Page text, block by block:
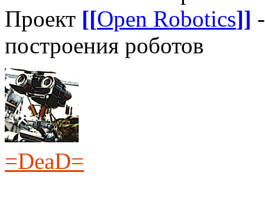
Проект [[Open Robotics]]
построения роботов
=DeaD=